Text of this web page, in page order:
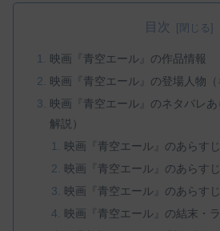
目次
映画『青空エール』の作品情報
映画『青空エール』の登場人物（
映画『青空エール』のネタバレ
解説）
映画『青空エール』のあらすじ
映画『青空エール』のあらすじ
映画『青空エール』のあらすじ
映画『青空エール』の結末・